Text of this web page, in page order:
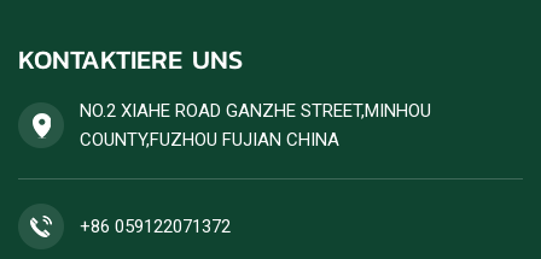
KONTAKTIERE UNS
NO.2 XIAHE ROAD GANZHE STREET,MINHOU
COUNTY,FUZHOU FUJIAN CHINA
+86 059122071372